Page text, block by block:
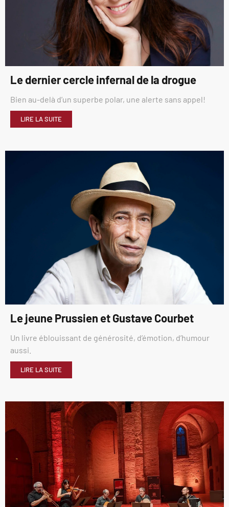
Le dernier cercle infernal de la drogue
Bien au-delà d’un superbe polar, une alerte sans appel!
LIRE LA SUITE
Le jeune Prussien et Gustave Courbet
Un livre éblouissant de générosité, d’émotion, d’humour
aussi.
LIRE LA SUITE